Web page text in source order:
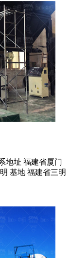
地址 福建省厦门
基地 福建省三明